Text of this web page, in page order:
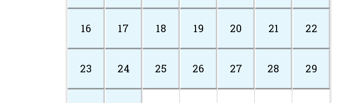
16 17 18 19 20 21 22
23 24 25 26 27 28 29